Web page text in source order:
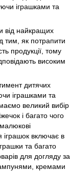
іграшками та
від найкращих
тим, як потрапити
продукції, тому
високим
дитячих
іграшками та
великий вибір
і багато чого
включає в
та багато
для догляду за
кремами